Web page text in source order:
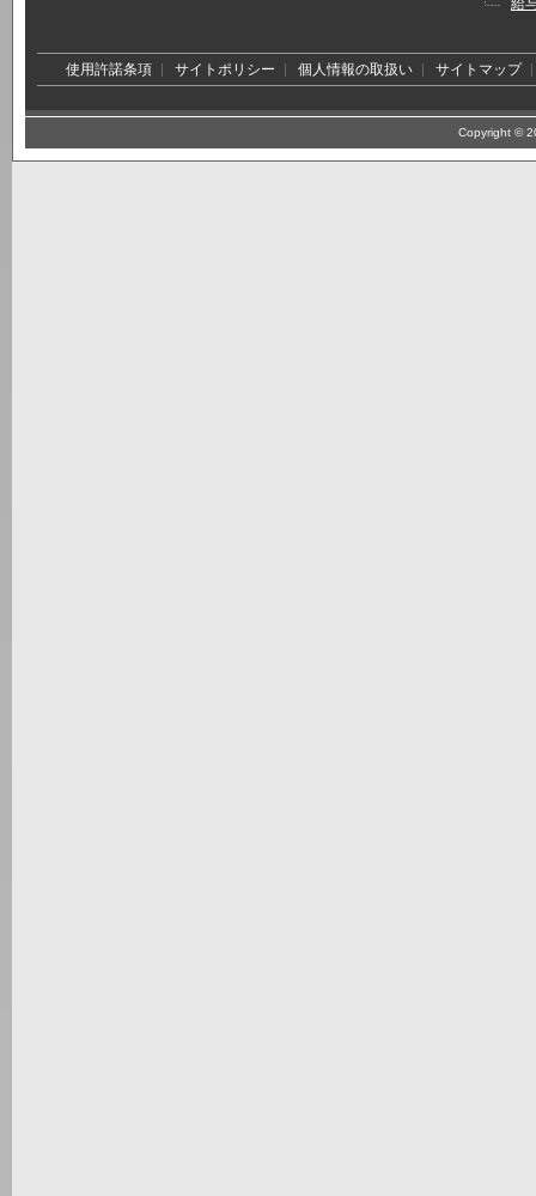
給
使用許諾条項 サイトポリシー 個人情報の取扱い サイトマップ
Copyright ©